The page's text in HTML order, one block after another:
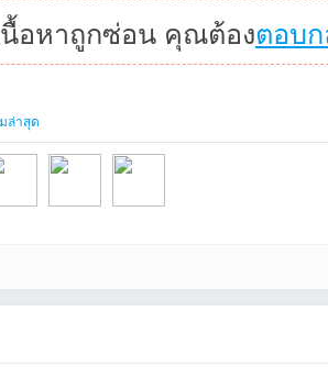
นื้อหาถูกซ่อน คุณต้องตอบ
ล่าสุด